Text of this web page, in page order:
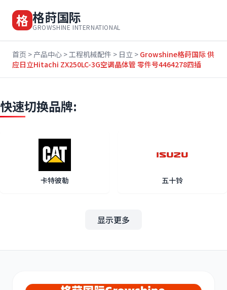
格 格莳国际
GROWSHINE INTERNATIONAL
首页 > 产品中心 >工程机械配件 > 日立 > Growshine格莳国际 供
应日立Hitachi ZX250LC-3G空调晶体管 零件号4464278四插
快速切换品牌:
卡特彼勒 五十铃
其他 小松
显示更多